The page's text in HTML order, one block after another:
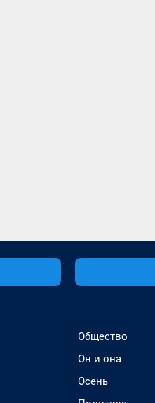
Общество
Он и она
Осень